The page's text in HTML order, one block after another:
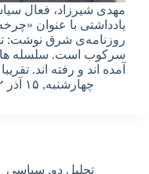
مهدی شیرزاد، فعال
یادداشتی با عنوان
روزنامه‌ی شرق نوشت:
سرکوب است. سلسله
آمده اند و رفته اند.
چهارشنبه, ۱۵ آذر ۱۴۰۲ – ۱۱:۲۴
تحلیل دو, سیاسی